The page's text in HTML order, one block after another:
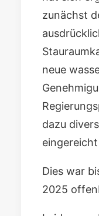
zunächst
neue
dazu
Dies war
2025